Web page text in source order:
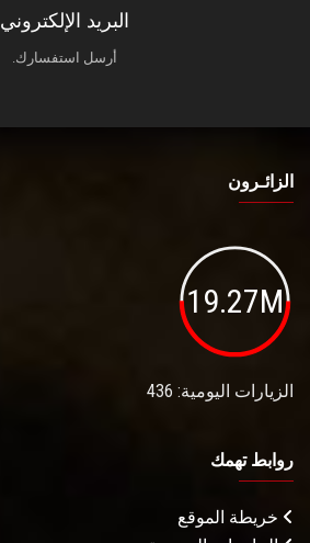
البريد الإلكتروني
أرسل استفسارك.
الزائـرون
19.27M
الزيارات اليومية: 436
روابط تهمك
خريطة الموقع